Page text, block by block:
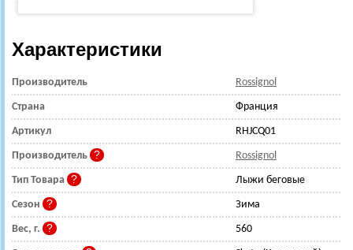
Характеристики
Производитель Rossignol
Страна Франция
Артикул RHJCQ01
Производитель Rossignol
Тип Товара Лыжи беговые
Сезон Зима
Вес, г. 560